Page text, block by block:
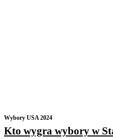
Wybory USA 2024
Kto wygra wybory w